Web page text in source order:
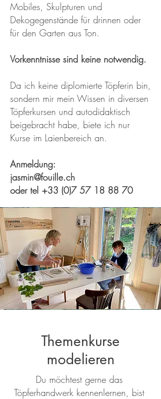
Mobiles, Skulpturen und
Dekogegenstände für drinnen oder
für den Garten aus Ton.
Vorkenntnisse sind keine notwendig.
Da ich keine diplomierte Töpferin bin,
sondern mir mein Wissen in diversen
Töpferkursen und autodidaktisch
beigebracht habe, biete ich nur
Kurse im Laienbereich an.
Anmeldung:
jasmin@fouille.ch
oder tel +33 (0)7 57 18 88 70
Themenkurse
modelieren
Du möchtest gerne das
Töpferhandwerk kennenlernen, bist